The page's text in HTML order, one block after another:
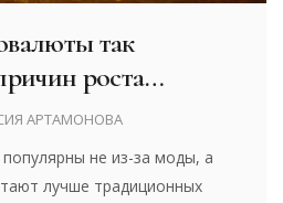
так
роста
АРТАМОНОВА
не из-за моды, а
лучше традиционных